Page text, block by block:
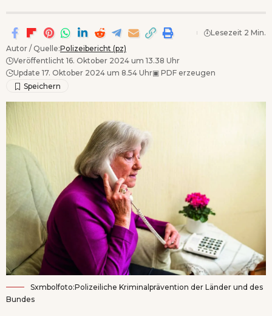
Autor / Quelle:Polizeibericht (pz)
Veröffentlicht 16. Oktober 2024 um 13.38 Uhr
Update 17. Oktober 2024 um 8.54 Uhr▣ PDF erzeugen
Lesezeit 2 Min.
Sxmbolfoto:Polizeiliche Kriminalprävention der Länder und des
Bundes